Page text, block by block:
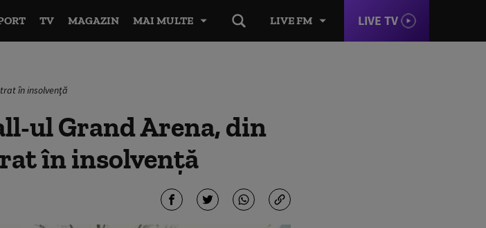
LIVE FM LIVE TV
TV MAGAZIN MAI MULTE
în insolvenţă
ul Grand Arena, din
în insolvenţă